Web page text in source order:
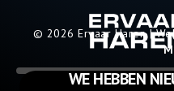
© 2026 Ervaar Haren |
WE HEBBEN